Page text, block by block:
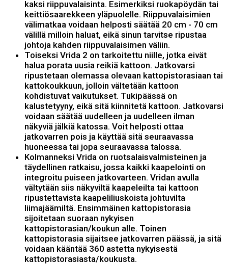
kaksi riippuvalaisinta. Esimerkiksi ruokapöydän tai
keittiösaarekkeen yläpuolelle. Riippuvalaisimien
välimatkaa voidaan helposti säätää 20 cm - 70 cm
välillä milloin haluat, eikä sinun tarvitse ripustaa
johtoja kahden riippuvalaisimen väliin.
Toiseksi Vrida 2 on tarkoitettu niille, jotka eivät
halua porata uusia reikiä kattoon. Jatkovarsi
ripustetaan olemassa olevaan kattopistorasiaan tai
kattokoukkuun, jolloin vältetään kattoon
kohdistuvat vaikutukset. Tukipäässä on
kalustetyyny, eikä sitä kiinnitetä kattoon. Jatkovarsi
voidaan säätää uudelleen ja uudelleen ilman
näkyviä jälkiä katossa. Voit helposti ottaa
jatkovarren pois ja käyttää sitä seuraavassa
huoneessa tai jopa seuraavassa talossa.
Kolmanneksi Vrida on ruotsalaisvalmisteinen ja
täydellinen ratkaisu, jossa kaikki kaapelointi on
integroitu puiseen jatkovarteen. Vridan avulla
vältytään siis näkyviltä kaapeleilta tai kattoon
ripustettavista kaapeliliuskoista johtuvilta
liimajäämiltä. Ensimmäinen kattopistorasia
sijoitetaan suoraan nykyisen
kattopistorasian/koukun alle. Toinen
kattopistorasia sijaitsee jatkovarren päässä, ja sitä
voidaan kääntää 360 astetta nykyisestä
kattopistorasiasta/koukusta.